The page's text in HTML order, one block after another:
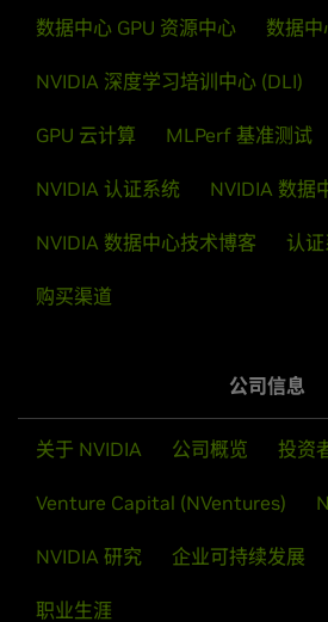
数据中心 GPU 资源中心 数据
NVIDIA 深度学习培训中心 (DLI)
GPU 云计算 MLPerf 基准测试
NVIDIA 认证系统 NVIDIA 数据
NVIDIA 数据中心技术博客 认
购买渠道
公司信息
关于 NVIDIA 公司概览 投资
Venture Capital (NVentures)
NVIDIA 研究 企业可持续发展
职业生涯